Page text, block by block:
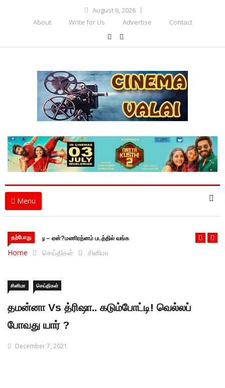
August 6, 2026
About
Write for Us Advertise Contact
Menu
தற்போது மணிரத்னம் படத்தில் வங்காள ஒளிப்பதிவாளர் – ஏன்?
Home செய்திகள் சினிமா
சினிமா செய்திகள்
தமன்னா Vs த்ரிஷா.. கடும்போட்டி! வெல்லப்
போவது யார் ?
December 7, 2021